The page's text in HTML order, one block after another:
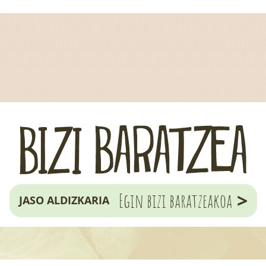
JASO ALDIZKARIA Egin bizi baratzeakoa >